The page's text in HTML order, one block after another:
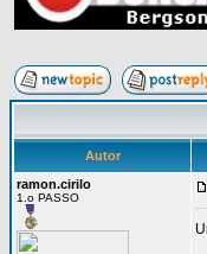
Autor
ramon.cirilo
1.o PASSO